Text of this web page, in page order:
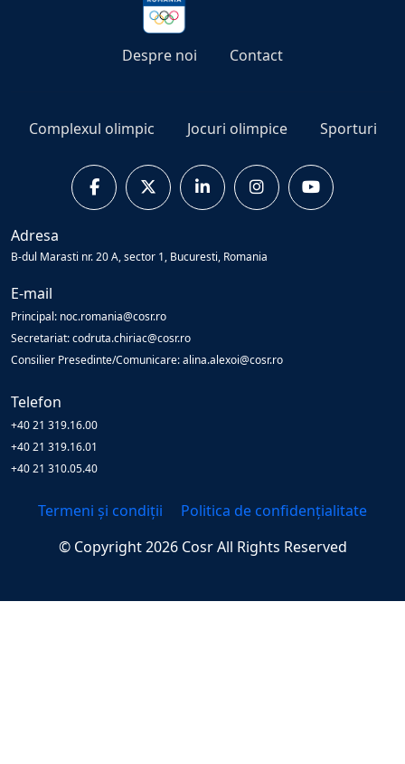
Despre noi Contact
Complexul olimpic Jocuri olimpice Sporturi
Adresa
B-dul Marasti nr. 20 A, sector 1, Bucuresti, Romania
E-mail
Principal: noc.romania@cosr.ro
Secretariat: codruta.chiriac@cosr.ro
Consilier Presedinte/Comunicare: alina.alexoi@cosr.ro
Telefon
+40 21 319.16.00
+40 21 319.16.01
+40 21 310.05.40
Termeni și condiții
Politica de confidențialitate
© Copyright2026 CosrAll Rights Reserved